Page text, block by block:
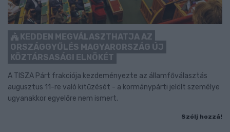
KEDDEN MEGVÁLASZTHATJA AZ
ORSZÁGGYŰLÉS MAGYARORSZÁG ÚJ
KÖZTÁRSASÁGI ELNÖKÉT
A TISZA Párt frakciója kezdeményezte az államfőválasztás
augusztus 11-re való kitűzését - a kormánypárti jelölt személye
ugyanakkor egyelőre nem ismert.
Szólj hozzá!